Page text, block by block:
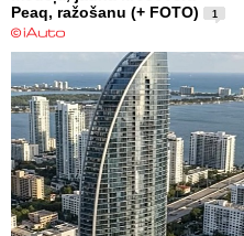
Peaq, ražošanu (+ FOTO)
1